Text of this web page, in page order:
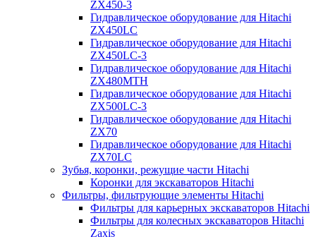
ZX450-3
Гидравлическое оборудование для Hitachi
ZX450LC
Гидравлическое оборудование для Hitachi
ZX450LC-3
Гидравлическое оборудование для Hitachi
ZX480MTH
Гидравлическое оборудование для Hitachi
ZX500LC-3
Гидравлическое оборудование для Hitachi
ZX70
Гидравлическое оборудование для Hitachi
ZX70LC
Зубья, коронки, режущие части Hitachi
Коронки для экскаваторов Hitachi
Фильтры, фильтрующие элементы Hitachi
Фильтры для карьерных экскаваторов Hitachi
Фильтры для колесных экскаваторов Hitachi
Zaxis